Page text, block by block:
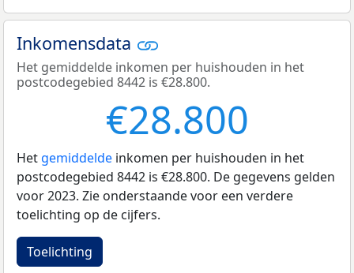
Inkomensdata
Het gemiddelde inkomen per huishouden in het
postcodegebied 8442 is €28.800.
€28.800
Het gemiddelde inkomen per huishouden in het
postcodegebied 8442 is €28.800. De gegevens gelden
voor 2023. Zie onderstaande voor een verdere
toelichting op de cijfers.
Toelichting